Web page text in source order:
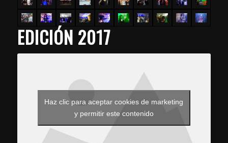
EDICIÓN 2017
Haz clic para aceptar cookies de marketing
y permitir este contenido